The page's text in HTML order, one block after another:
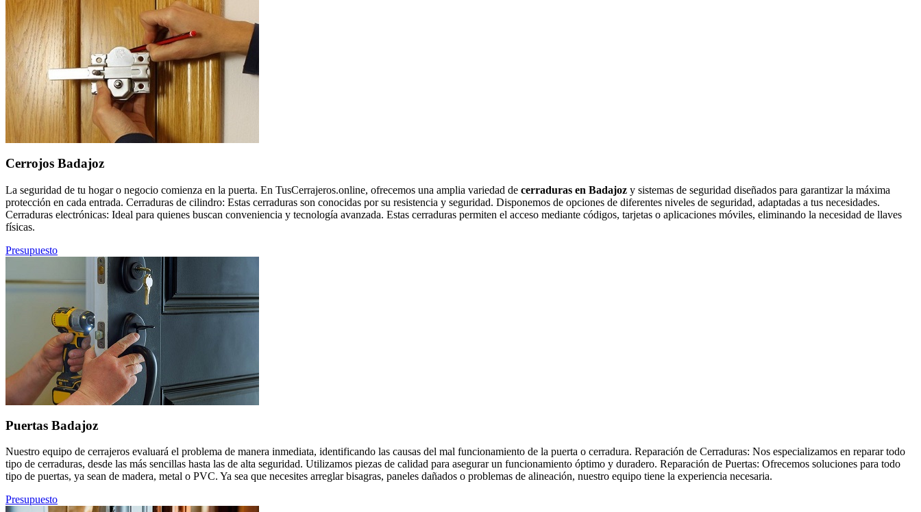
Cerrojos Badajoz
La seguridad de tu hogar o negocio comienza en la puerta. En TusCerrajeros.online, ofrecemos una amplia variedad de cerraduras en Badajoz y sistemas de seguridad diseñados para garantizar la máxima
protección en cada entrada. Cerraduras de cilindro: Estas cerraduras son conocidas por su resistencia y seguridad. Disponemos de opciones de diferentes niveles de seguridad, adaptadas a tus necesidades.
Cerraduras electrónicas: Ideal para quienes buscan conveniencia y tecnología avanzada. Estas cerraduras permiten el acceso mediante códigos, tarjetas o aplicaciones móviles, eliminando la necesidad de llaves
físicas.
Presupuesto
Puertas Badajoz
Nuestro equipo de cerrajeros evaluará el problema de manera inmediata, identificando las causas del mal funcionamiento de la puerta o cerradura. Reparación de Cerraduras: Nos especializamos en reparar todo
tipo de cerraduras, desde las más sencillas hasta las de alta seguridad. Utilizamos piezas de calidad para asegurar un funcionamiento óptimo y duradero. Reparación de Puertas: Ofrecemos soluciones para todo
tipo de puertas, ya sean de madera, metal o PVC. Ya sea que necesites arreglar bisagras, paneles dañados o problemas de alineación, nuestro equipo tiene la experiencia necesaria.
Presupuesto